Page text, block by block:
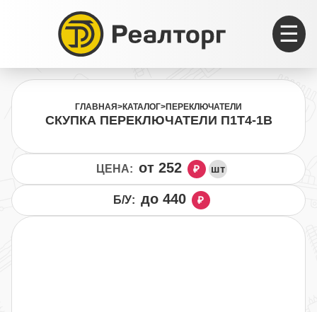
ГЛАВНАЯ >КАТАЛОГ>ПЕРЕКЛЮЧАТЕЛИ
СКУПКА ПЕРЕКЛЮЧАТЕЛИ П1Т4-1В
ЦЕНА: от 252 ₽ шт
Б/У: до 440 ₽
☰